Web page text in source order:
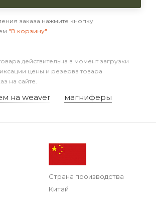
заказа нажмите кнопку
"В корзину"
действительна в момент загрузки
цены и резерва товара
на сайте.
на weaver магниферы
Страна производства
Китай